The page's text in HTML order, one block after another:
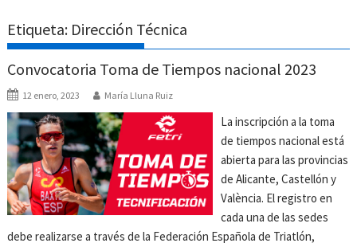
Etiqueta: Dirección Técnica
Convocatoria Toma de Tiempos nacional 2023
12 enero, 2023 María Lluna Ruiz
La inscripción a la toma
de tiempos nacional está
abierta para las provincias
de Alicante, Castellón y
València. El registro en
cada una de las sedes
debe realizarse a través de la Federación Española de Triatlón,